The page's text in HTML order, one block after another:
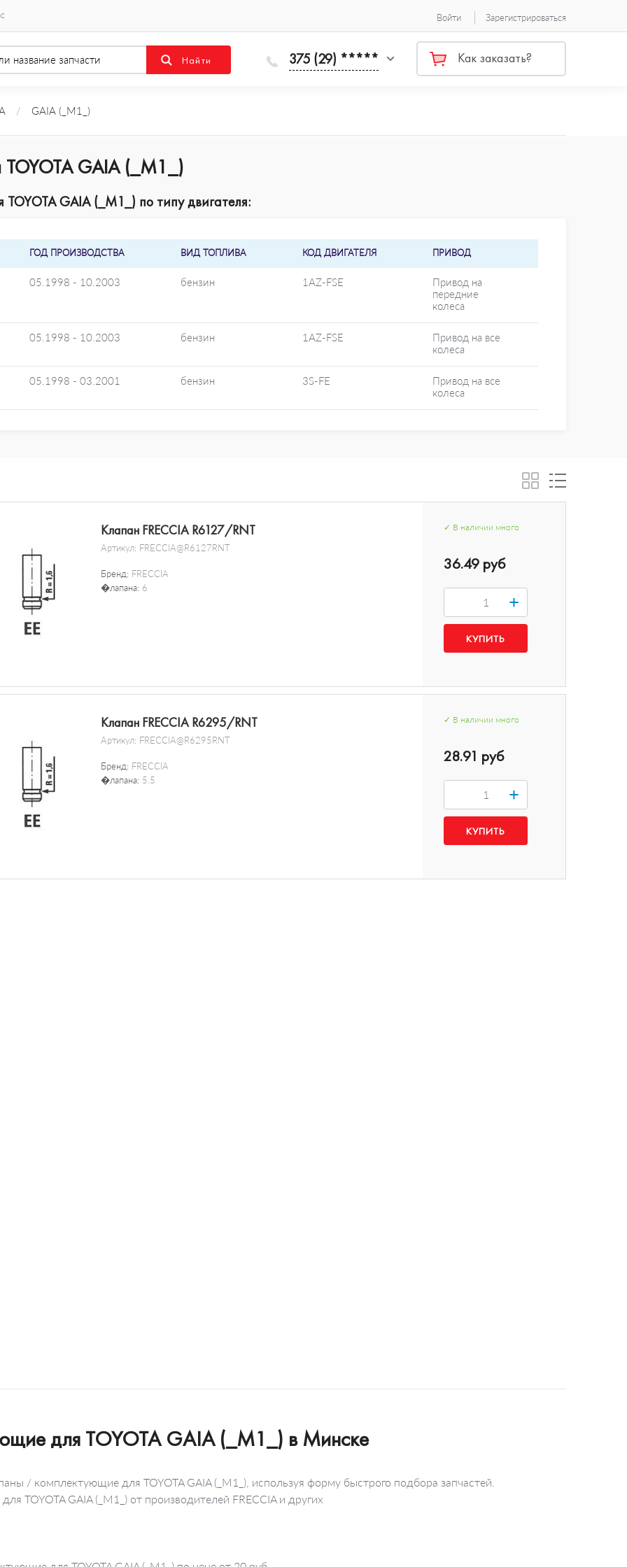
Войти Зарегистрироваться
375 (29) ***** Как заказать?
/ GAIA (_M1_)
GAIA (_M1_)
GAIA (_M1_) по типу двигателя:
ГОД ПРОИЗВОДСТВА ВИД ТОПЛИВА КОД ДВИГАТЕЛЯ ПРИВОД
05.1998 - 10.2003 бензин 1AZ-FSE
Привод на
передние
колеса
05.1998 - 10.2003 бензин 1AZ-FSE
Привод на все
колеса
05.1998 - 03.2001 бензин 3S-FE
Привод на все
колеса
Клапан FRECCIA R6127/RNT
Артикул: FRECCIA@R6127RNT
Бренд: FRECCIA
�лапана: 6
✓ В наличии много
36.49 руб
+
Клапан FRECCIA R6295/RNT
Артикул: FRECCIA@R6295RNT
Бренд: FRECCIA
�лапана: 5.5
✓ В наличии много
28.91 руб
+
для TOYOTA GAIA (_M1_) в Минске
/ комплектующие для TOYOTA GAIA (_M1_), используя форму быстрого подбора запчастей.
TOYOTA GAIA (_M1_) от производителей FRECCIA и других